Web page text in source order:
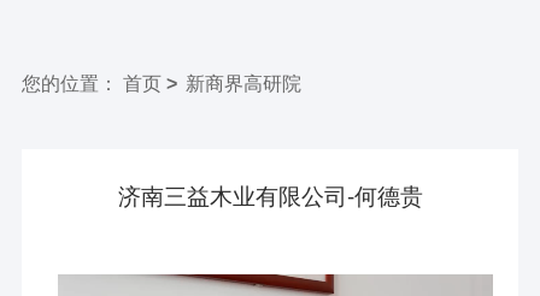
您的位置 ： 首页> 新商界高研院
济南三益木业有限公司-何德贵